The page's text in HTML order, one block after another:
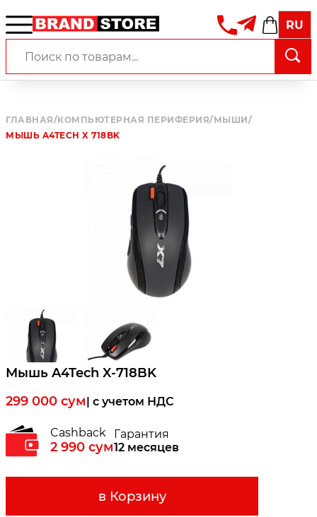
RU
ГЛАВНАЯ/КОМПЬЮТЕРНАЯ ПЕРИФЕРИЯ/МЫШИ/
МЫШЬ A4TECH X 718BK
Мышь A4Tech X-718BK
299 000 сум| c учетом НДС
Cashback
2 990 сум
Гарантия
12 месяцев
в Корзину